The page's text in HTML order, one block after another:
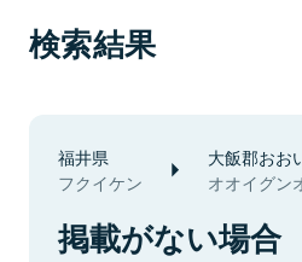
検索結果
福井県
フクイケン
大飯郡おお
オオイグン
掲載がない場合